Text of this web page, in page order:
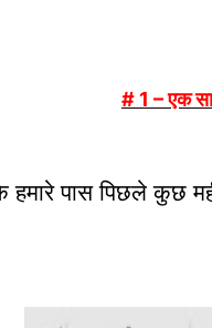
# 1 – एक
हमारे पास पिछले कुछ